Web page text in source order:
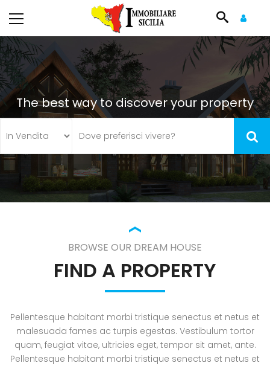
The best way to discover your property
BROWSE OUR DREAM HOUSE
FIND A PROPERTY
Pellentesque habitant morbi tristique senectus et netus et
malesuada fames ac turpis egestas. Vestibulum tortor
quam, feugiat vitae, ultricies eget, tempor sit amet, ante.
Pellentesque habitant morbi tristique senectus et netus et